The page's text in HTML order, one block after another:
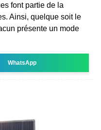
font partie de la
Ainsi, quelque soit le
présente un mode
WhatsApp